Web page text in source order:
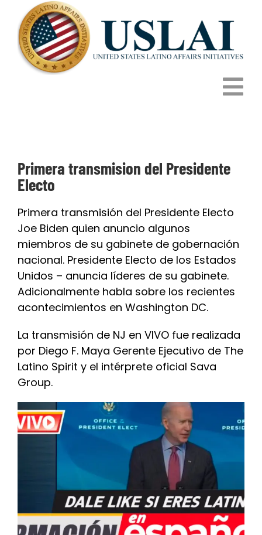
content
HOW IT WORKS
IMPACT
INITIATIVES
FOUNDER
Primera transmision del Presidente
Electo
Primera transmisión del Presidente Electo
Joe Biden quien anuncio algunos
miembros de su gabinete de gobernación
nacional. Presidente Electo de los Estados
Unidos – anuncia líderes de su gabinete.
Adicionalmente habla sobre los recientes
acontecimientos en Washington DC.
La transmisión de NJ en VIVO fue realizada
por Diego F. Maya Gerente Ejecutivo de The
Latino Spirit y el intérprete oficial Sava
Group.